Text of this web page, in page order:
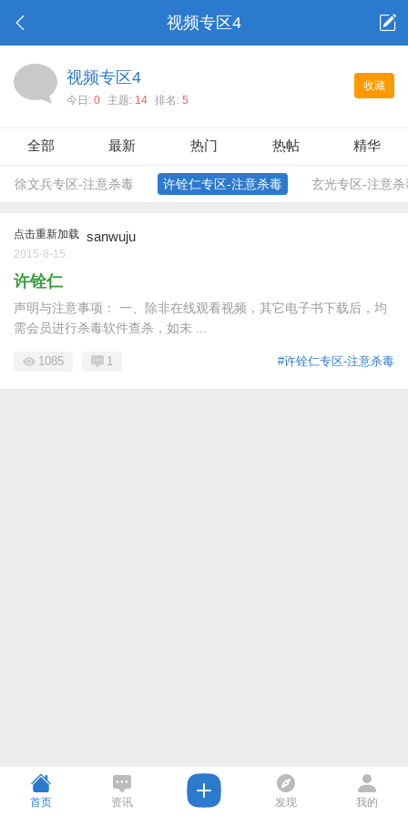
视频专区4
收藏
视频专区4
今日: 0 主题: 14 排名: 5
全部 最新 热门 热帖 精华
徐文兵专区-注意杀毒 许铨仁专区-注意杀毒 玄光专区-注意杀
点击重新加载 sanwuju
2015-8-15
许铨仁
声明与注意事项： 一、除非在线观看视频，其它电子书下载后，均
需会员进行杀毒软件查杀，如未 ...
#许铨仁专区-注意杀毒
1085 1
首页 资讯 发现 我的